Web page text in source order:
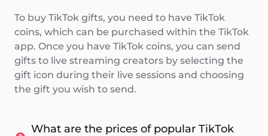
To buy TikTok gifts, you need to have TikTok
coins, which can be purchased within the TikTok
app. Once you have TikTok coins, you can send
gifts to live streaming creators by selecting the
gift icon during their live sessions and choosing
the gift you wish to send.
What are the prices of popular TikTok